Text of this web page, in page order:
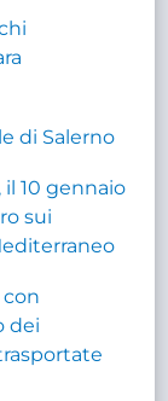
di Salerno
10 gennaio
sui
con
dei